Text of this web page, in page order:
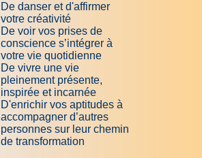
De danser et d'affirmer
votre créativité
De voir vos prises de
conscience s’intégrer à
votre vie quotidienne
De vivre une vie
pleinement présente,
inspirée et incarnée
D'enrichir vos aptitudes à
accompagner d’autres
personnes sur leur chemin
de transformation